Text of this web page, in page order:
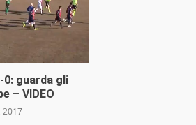
guarda gli
– VIDEO
2017